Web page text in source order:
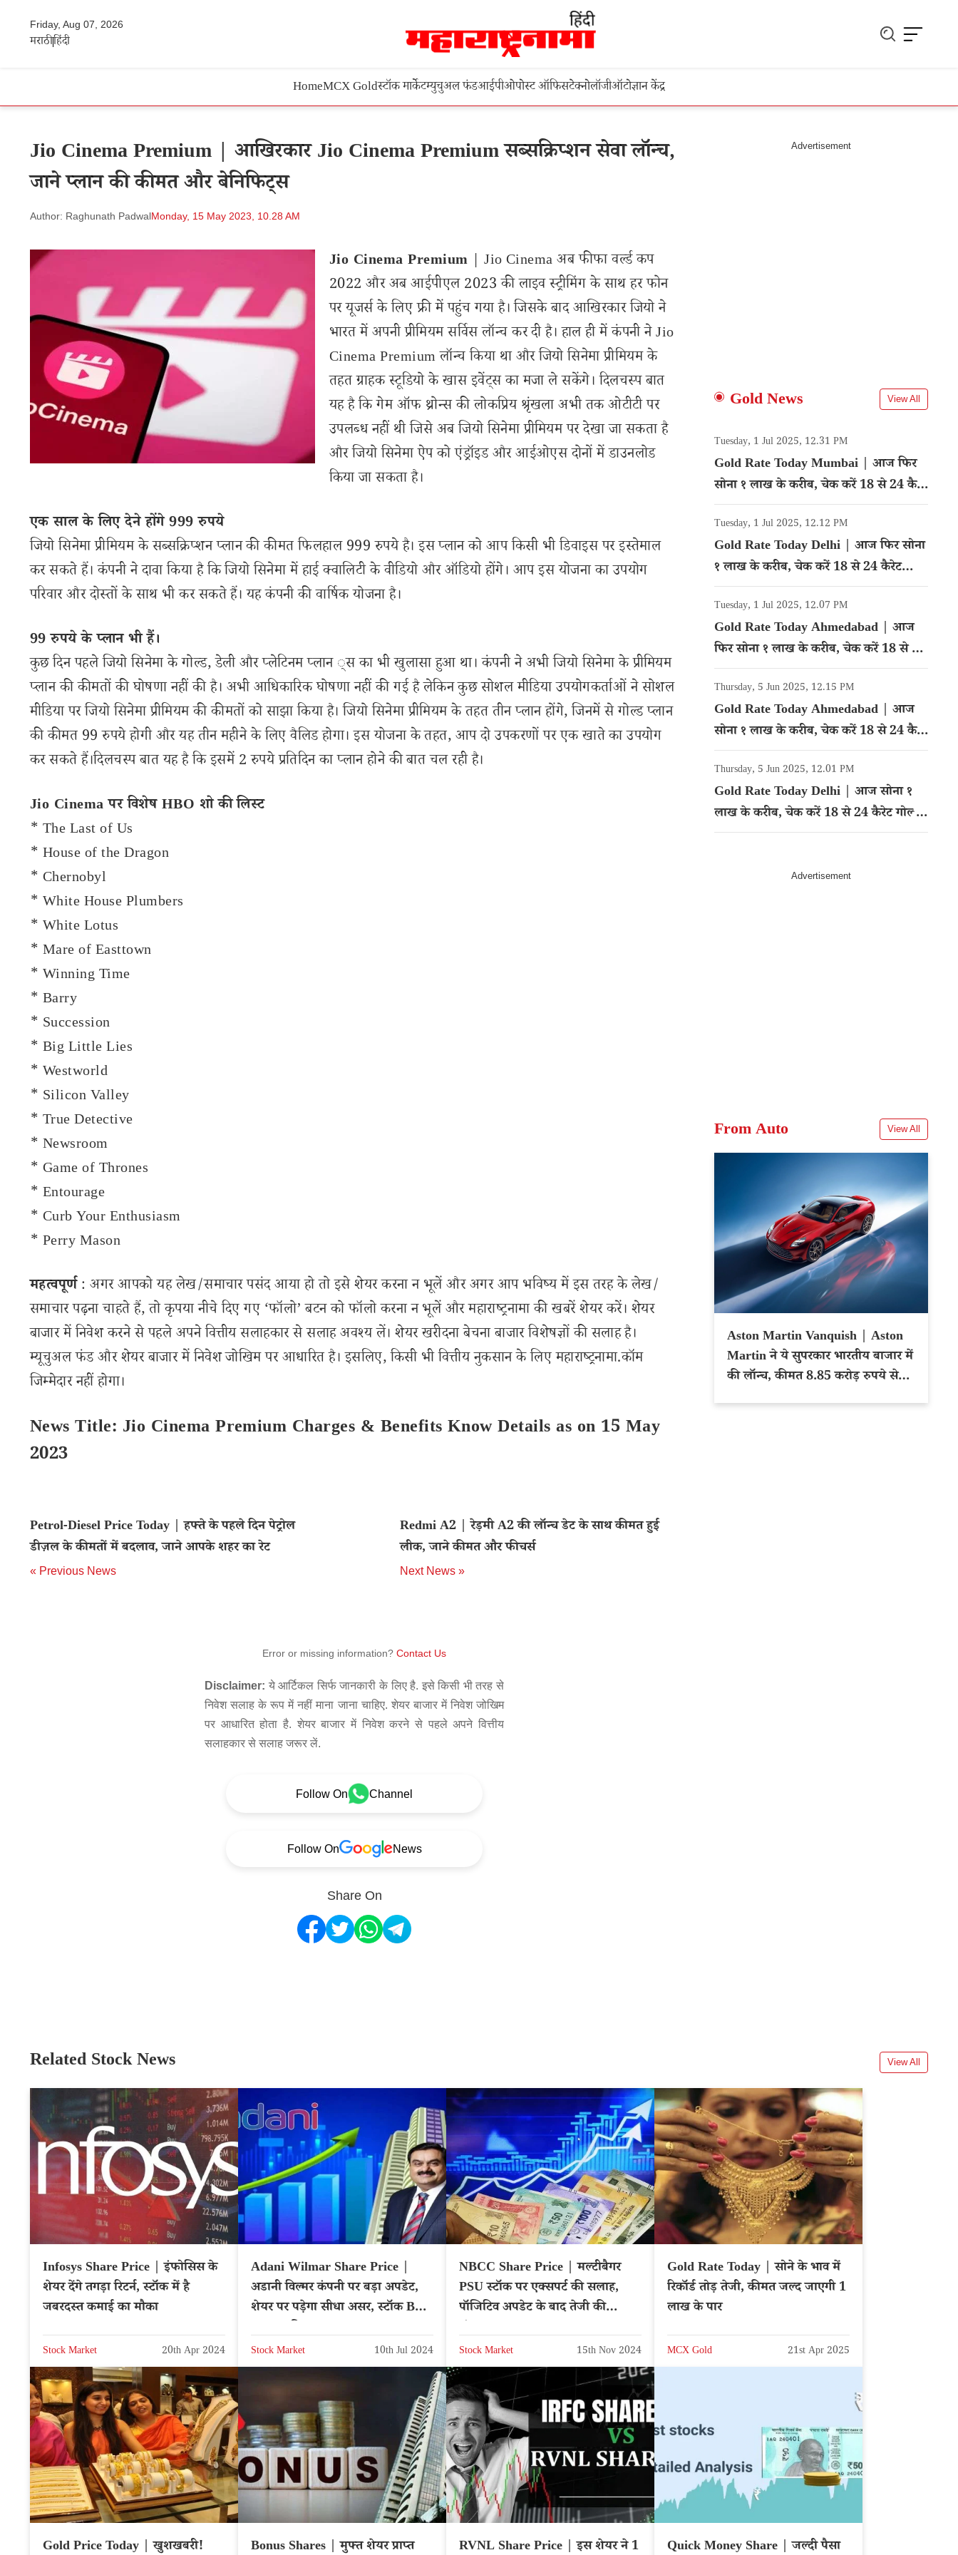
Friday, Aug 07, 2026
मराठीहिंदी
HomeMCX Goldस्टॉक मार्केटम्युचुअल फंडआईपीओपोस्ट ऑफिसटेक्नोलॉजीऑटोज्ञान केंद्र
Jio Cinema Premium | आखिरकार Jio Cinema Premium सब्सक्रिप्शन सेवा लॉन्च,
जाने प्लान की कीमत और बेनिफिट्स
Author: Raghunath PadwalMonday, 15 May 2023, 10.28 AM
Jio Cinema Premium | Jio Cinema अब फीफा वर्ल्ड कप
2022 और अब आईपीएल 2023 की लाइव स्ट्रीमिंग के साथ हर फोन
पर यूजर्स के लिए फ्री में पहुंच गया है। जिसके बाद आखिरकार जियो ने
भारत में अपनी प्रीमियम सर्विस लॉन्च कर दी है। हाल ही में कंपनी ने Jio
Cinema Premium लॉन्च किया था और जियो सिनेमा प्रीमियम के
तहत ग्राहक स्टूडियो के खास इवेंट्स का मजा ले सकेंगे। दिलचस्प बात
यह है कि गेम ऑफ थ्रोन्स की लोकप्रिय श्रृंखला अभी तक ओटीटी पर
उपलब्ध नहीं थी जिसे अब जियो सिनेमा प्रीमियम पर देखा जा सकता है
और जियो सिनेमा ऐप को एंड्रॉइड और आईओएस दोनों में डाउनलोड
किया जा सकता है।
एक साल के लिए देने होंगे 999 रुपये
जियो सिनेमा प्रीमियम के सब्सक्रिप्शन प्लान की कीमत फिलहाल 999 रुपये है। इस प्लान को आप किसी भी डिवाइस पर इस्तेमाल
कर सकते हैं। कंपनी ने दावा किया है कि जियो सिनेमा में हाई क्वालिटी के वीडियो और ऑडियो होंगे। आप इस योजना का उपयोग
परिवार और दोस्तों के साथ भी कर सकते हैं। यह कंपनी की वार्षिक योजना है।
99 रुपये के प्लान भी हैं।
कुछ दिन पहले जियो सिनेमा के गोल्ड, डेली और प्लेटिनम प्लान ्स का भी खुलासा हुआ था। कंपनी ने अभी जियो सिनेमा के प्रीमियम
प्लान की कीमतों की घोषणा नहीं की है। अभी आधिकारिक घोषणा नहीं की गई है लेकिन कुछ सोशल मीडिया उपयोगकर्ताओं ने सोशल
मीडिया पर जियो सिनेमा प्रीमियम की कीमतों को साझा किया है। जियो सिनेमा प्रीमियम के तहत तीन प्लान होंगे, जिनमें से गोल्ड प्लान
की कीमत 99 रुपये होगी और यह तीन महीने के लिए वैलिड होगा। इस योजना के तहत, आप दो उपकरणों पर एक खाते का उपयोग
कर सकते हैं।दिलचस्प बात यह है कि इसमें 2 रुपये प्रतिदिन का प्लान होने की बात चल रही है।
Jio Cinema पर विशेष HBO शो की लिस्ट
* The Last of Us
* House of the Dragon
* Chernobyl
* White House Plumbers
* White Lotus
* Mare of Easttown
* Winning Time
* Barry
* Succession
* Big Little Lies
* Westworld
* Silicon Valley
* True Detective
* Newsroom
* Game of Thrones
* Entourage
* Curb Your Enthusiasm
* Perry Mason
महत्वपूर्ण: अगर आपको यह लेख/समाचार पसंद आया हो तो इसे शेयर करना न भूलें और अगर आप भविष्य में इस तरह के लेख/
समाचार पढ़ना चाहते हैं, तो कृपया नीचे दिए गए ‘फॉलो’ बटन को फॉलो करना न भूलें और महाराष्ट्रनामा की खबरें शेयर करें। शेयर
बाजार में निवेश करने से पहले अपने वित्तीय सलाहकार से सलाह अवश्य लें। शेयर खरीदना बेचना बाजार विशेषज्ञों की सलाह है।
म्यूचुअल फंड और शेयर बाजार में निवेश जोखिम पर आधारित है। इसलिए, किसी भी वित्तीय नुकसान के लिए महाराष्ट्रनामा.कॉम
जिम्मेदार नहीं होगा।
News Title: Jio Cinema Premium Charges & Benefits Know Details as on 15 May
2023
Petrol-Diesel Price Today | हफ्ते के पहले दिन पेट्रोल
डीज़ल के कीमतों में बदलाव, जाने आपके शहर का रेट
« Previous News
Redmi A2 | रेड़मी A2 की लॉन्च डेट के साथ कीमत हुई
लीक, जाने कीमत और फीचर्स
Next News »
Error or missing information? Contact Us
Disclaimer: ये आर्टिकल सिर्फ जानकारी के लिए है. इसे किसी भी तरह से
निवेश सलाह के रूप में नहीं माना जाना चाहिए. शेयर बाजार में निवेश जोखिम
पर आधारित होता है. शेयर बाजार में निवेश करने से पहले अपने वित्तीय
सलाहकार से सलाह जरूर लें.
Follow On Channel
Follow On News
Share On
Gold News View All
Tuesday, 1 Jul 2025, 12.31 PM
Gold Rate Today Mumbai | आज फिर
सोना १ लाख के करीब, चेक करें 18 से 24 कैरेट
गोल्ड का रेट
Tuesday, 1 Jul 2025, 12.12 PM
Gold Rate Today Delhi | आज फिर सोना
१ लाख के करीब, चेक करें 18 से 24 कैरेट
गोल्ड का रेट
Tuesday, 1 Jul 2025, 12.07 PM
Gold Rate Today Ahmedabad | आज
फिर सोना १ लाख के करीब, चेक करें 18 से 24
कैरेट गोल्ड का रेट
Thursday, 5 Jun 2025, 12.15 PM
Gold Rate Today Ahmedabad | आज
सोना १ लाख के करीब, चेक करें 18 से 24 कैरेट
गोल्ड का रेट
Thursday, 5 Jun 2025, 12.01 PM
Gold Rate Today Delhi | आज सोना १
लाख के करीब, चेक करें 18 से 24 कैरेट गोल्ड
का रेट
From Auto View All
Aston Martin Vanquish | Aston
Martin ने ये सुपरकार भारतीय बाजार में
की लॉन्च, कीमत 8.85 करोड़ रुपये से
Related Stock News View All
Infosys Share Price | इंफोसिस के
शेयर देंगे तगड़ा रिटर्न, स्टॉक में है
जबरदस्त कमाई का मौका
Stock Market 20th Apr 2024
Adani Wilmar Share Price |
अडानी विल्मर कंपनी पर बड़ा अपडेट,
शेयर पर पड़ेगा सीधा असर, स्टॉक BUY
Stock Market 10th Jul 2024
NBCC Share Price | मल्टीबैगर
PSU स्टॉक पर एक्सपर्ट की सलाह,
पॉजिटिव अपडेट के बाद तेजी की
Stock Market 15th Nov 2024
Gold Rate Today | सोने के भाव में
रिकॉर्ड तोड़ तेजी, कीमत जल्द जाएगी 1
लाख के पार
MCX Gold 21st Apr 2025
Gold Price Today | खुशखबरी! Bonus Shares | मुफ्त शेयर प्राप्त RVNL Share Price | इस शेयर ने 1 Quick Money Share | जल्दी पैसा